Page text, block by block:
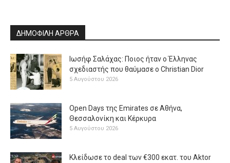
ΔΗΜΟΦΙΛΗ ΑΡΘΡΑ
Ιωσήφ Σαλάχας: Ποιος ήταν ο Έλληνας
σχεδιαστής που θαύμασε ο Christian Dior
5 Αυγούστου 2026
Open Days της Emirates σε Αθήνα,
Θεσσαλονίκη και Κέρκυρα
5 Αυγούστου 2026
Κλείδωσε το deal των €300 εκατ. του Aktor